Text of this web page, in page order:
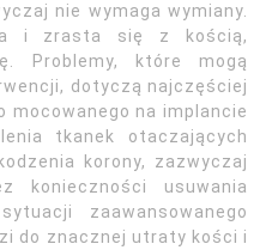
nie wymaga wymiany.
i zrasta się z kością,
Problemy, które mogą
dotyczą najczęściej
mocowanego na implancie
tkanek otaczających
korony, zazwyczaj
konieczności usuwania
zaawansowanego
do znacznej utraty kości i